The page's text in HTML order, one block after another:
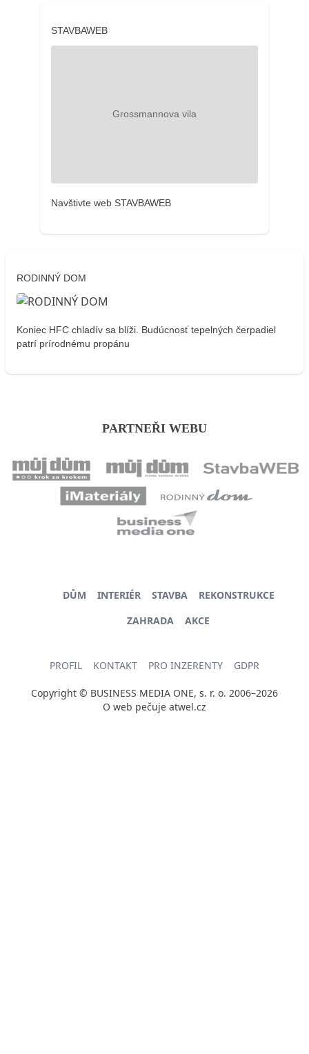
STAVBAWEB
Navštivte web STAVBAWEB
RODINNÝ DOM
Koniec HFC chladív sa blíži. Budúcnosť tepelných čerpadiel
patrí prírodnému propánu
PARTNEŘI WEBU
DŮM INTERIÉR STAVBA
REKONSTRUKCE
ZAHRADA
AKCE
PROFIL KONTAKT PRO INZERENTY GDPR
Copyright © BUSINESS MEDIA ONE, s. r. o. 2006–2026